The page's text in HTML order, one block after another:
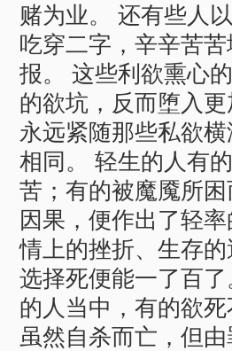
赌为业。 还有些人
吃穿二字，辛辛苦
报。 这些利欲熏心
的欲坑，反而堕入
永远紧随那些私欲
相同。 轻生的人有
苦；有的被魔魇所
因果，便作出了轻
情上的挫折、生存
选择死便能一了百
的人当中，有的欲
虽然自杀而亡，但